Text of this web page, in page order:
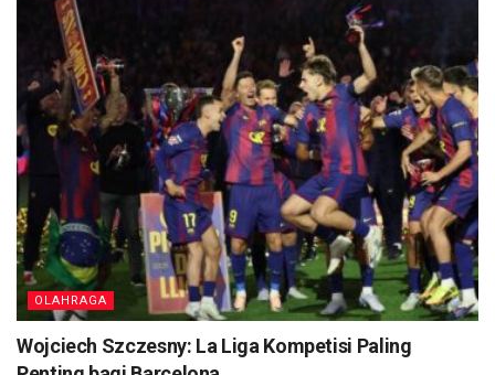
OLAHRAGA
Wojciech Szczesny: La Liga Kompetisi Paling